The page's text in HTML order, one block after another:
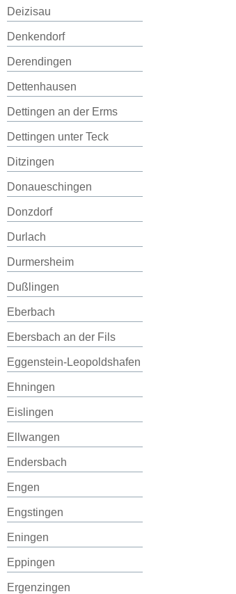
Deizisau
Denkendorf
Derendingen
Dettenhausen
Dettingen an der Erms
Dettingen unter Teck
Ditzingen
Donaueschingen
Donzdorf
Durlach
Durmersheim
Dußlingen
Eberbach
Ebersbach an der Fils
Eggenstein-Leopoldshafen
Ehningen
Eislingen
Ellwangen
Endersbach
Engen
Engstingen
Eningen
Eppingen
Ergenzingen